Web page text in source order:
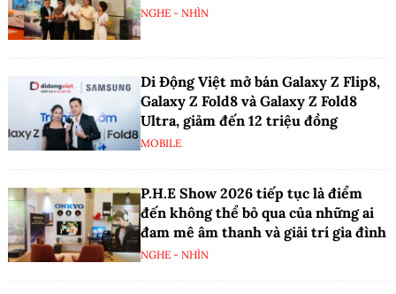
NGHE - NHÌN
Di Động Việt mở bán Galaxy Z Flip8,
Galaxy Z Fold8 và Galaxy Z Fold8
Ultra, giảm đến 12 triệu đồng
MOBILE
P.H.E Show 2026 tiếp tục là điểm
đến không thể bỏ qua của những ai
đam mê âm thanh và giải trí gia đình
NGHE - NHÌN